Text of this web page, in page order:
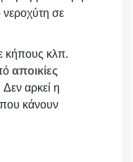
νεροχύτη σε
κήπους κλπ.
αποικίες
αρκεί η
που κάνουν